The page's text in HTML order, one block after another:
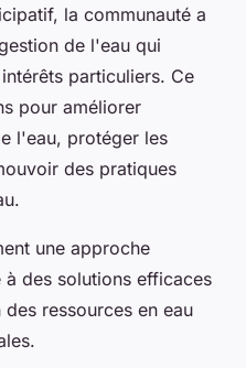
la communauté a
de l'eau qui
particuliers. Ce
pour améliorer
l'eau, protéger les
des pratiques
une approche
des solutions efficaces
ressources en eau